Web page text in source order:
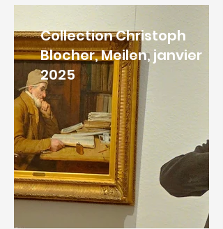
Collection Christoph
Blocher, Meilen, janvier
2025